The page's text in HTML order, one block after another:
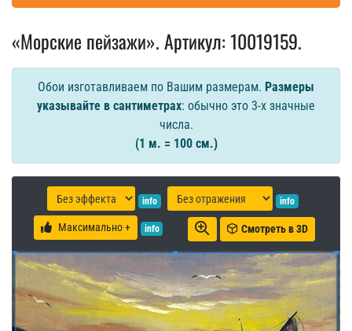
«Морские пейзажи». Артикул: 10019159.
Обои изготавливаем по Вашим размерам. Размеры
указывайте в сантиметрах: обычно это 3-х значные
числа.
(1 м. = 100 см.)
info info
Максимально + info Смотреть в 3D